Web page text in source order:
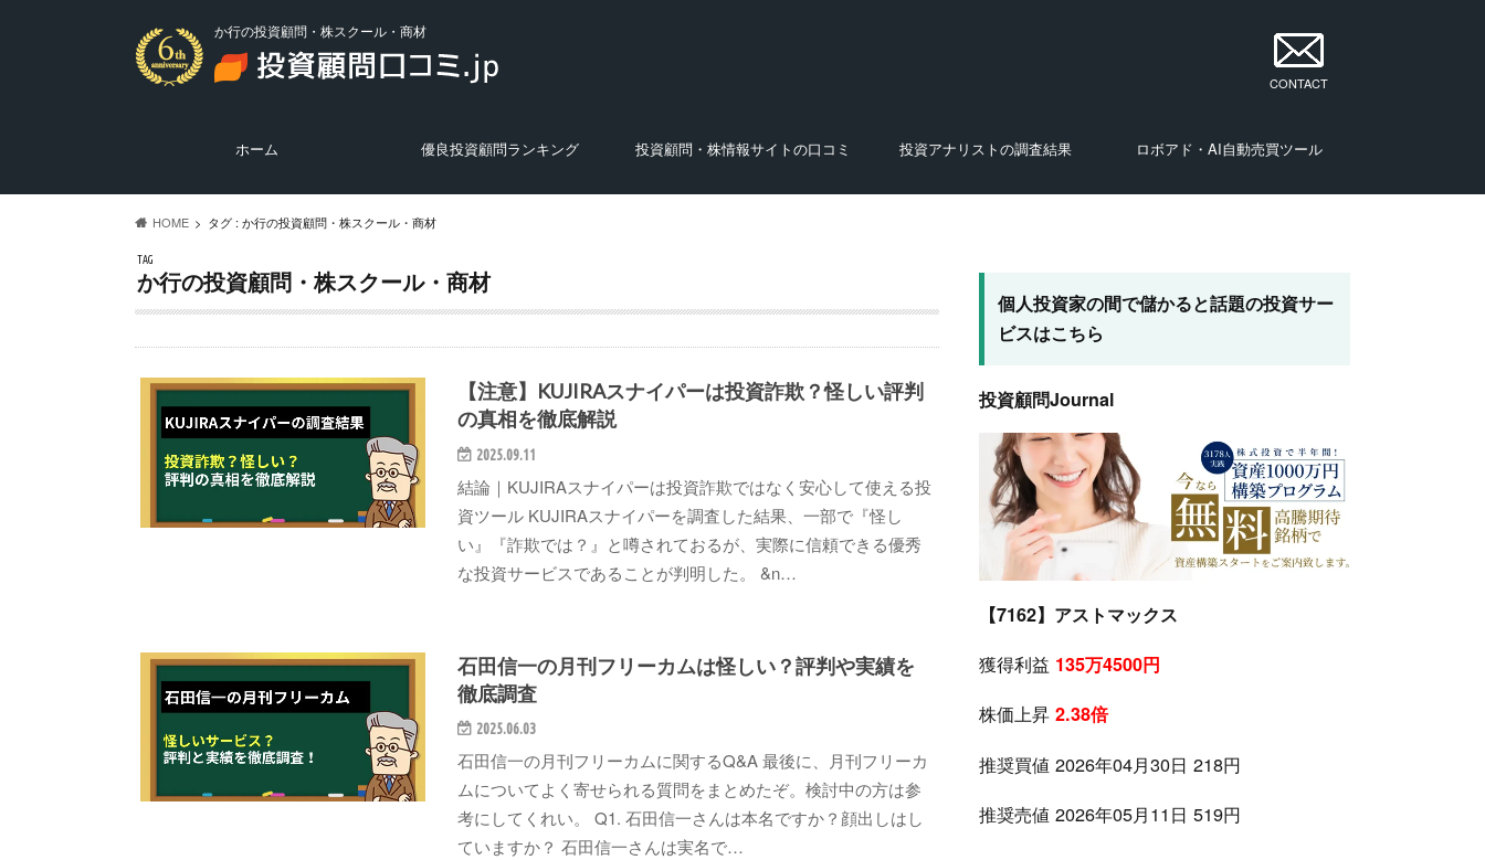
か行の投資顧問・株スクール・商材
CONTACT
ホーム
優良投資顧問ランキング
投資顧問・株情報サイトの口コミ
投資アナリストの調査結果
ロボアド・AI自動売買ツール
HOME タグ : か行の投資顧問・株スクール・商材
TAG
か行の投資顧問・株スクール・商材
【注意】KUJIRAスナイパーは投資詐欺？怪しい評判
の真相を徹底解説
2025.09.11
結論｜KUJIRAスナイパーは投資詐欺ではなく安心して使える投
資ツール KUJIRAスナイパーを調査した結果、一部で『怪し
い』『詐欺では？』と噂されておるが、実際に信頼できる優秀
な投資サービスであることが判明した。 &n…
石田信一の月刊フリーカムは怪しい？評判や実績を
徹底調査
2025.06.03
石田信一の月刊フリーカムに関するQ&A 最後に、月刊フリーカ
ムについてよく寄せられる質問をまとめたぞ。検討中の方は参
考にしてくれい。 Q1. 石田信一さんは本名ですか？顔出しはし
ていますか？ 石田信一さんは実名で…
個人投資家の間で儲かると話題の投資サー
ビスはこちら
投資顧問Journal
【7162】アストマックス
獲得利益 135万4500円
株価上昇 2.38倍
推奨買値 2026年04月30日 218円
推奨売値 2026年05月11日 519円